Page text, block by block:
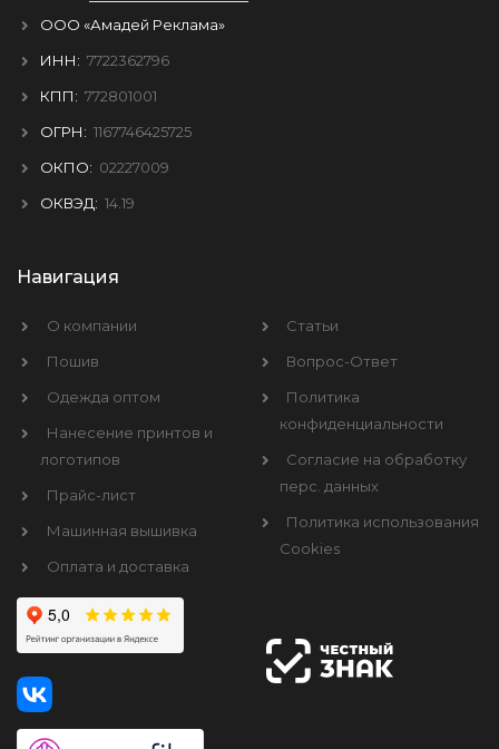
ООО «Амадей Реклама»
ИНН: 7722362796
КПП: 772801001
ОГРН: 1167746425725
ОКПО: 02227009
ОКВЭД: 14.19
Навигация
О компании
Пошив
Одежда оптом
Нанесение принтов и
логотипов
Прайс-лист
Машинная вышивка
Оплата и доставка
Статьи
Вопрос-Ответ
Политика
конфиденциальности
Согласие на обработку
перс. данных
Политика использования
Cookies